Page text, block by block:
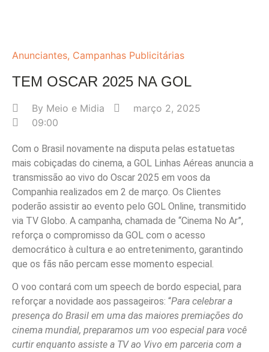
Anunciantes, Campanhas Publicitárias
TEM OSCAR 2025 NA GOL
By Meio e Midia
março 2, 2025
09:00
Com o Brasil novamente na disputa pelas estatuetas
mais cobiçadas do cinema, a GOL Linhas Aéreas anuncia a
transmissão ao vivo do Oscar 2025 em voos da
Companhia realizados em 2 de março. Os Clientes
poderão assistir ao evento pelo GOL Online, transmitido
via TV Globo. A campanha, chamada de “Cinema No Ar”,
reforça o compromisso da GOL com o acesso
democrático à cultura e ao entretenimento, garantindo
que os fãs não percam esse momento especial.
O voo contará com um speech de bordo especial, para
reforçar a novidade aos passageiros: “Para celebrar a
presença do Brasil em uma das maiores premiações do
cinema mundial, preparamos um voo especial para você
curtir enquanto assiste a TV ao Vivo em parceria com a